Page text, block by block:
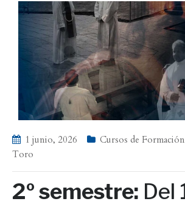
1 junio, 2026 Cursos de Formación
Toro
2º semestre: Del